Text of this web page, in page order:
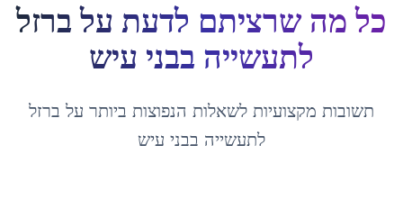
כל מה שרציתם לדעת על ברזל
לתעשייה בבני עיש
תשובות מקצועיות לשאלות הנפוצות ביותר על ברזל
לתעשייה בבני עיש